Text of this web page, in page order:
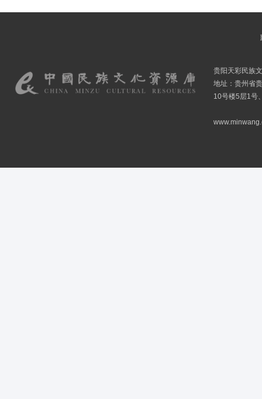
贵阳天彩民族
地址：贵州省
10号楼5层1号